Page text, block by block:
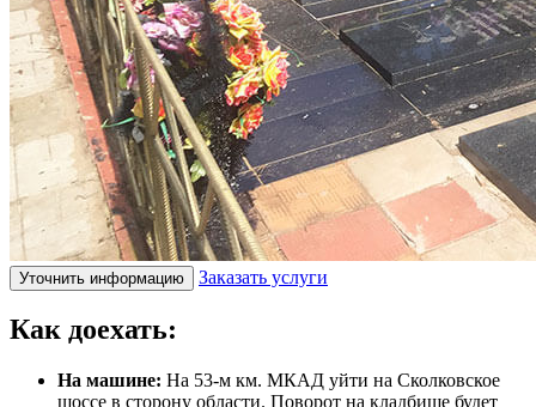
Уточнить информацию Заказать услуги
Как доехать:
На машине: На 53-м км. МКАД уйти на Сколковское
шоссе в сторону области. Поворот на кладбище будет